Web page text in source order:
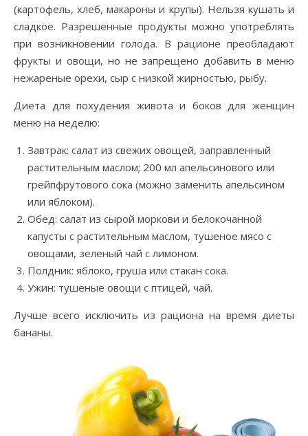
(картофель, хлеб, макароны и крупы). Нельзя кушать и
сладкое. Разрешенные продукты можно употреблять
при возникновении голода. В рационе преобладают
фрукты и овощи, но не запрещено добавить в меню
нежареные орехи, сыр с низкой жирностью, рыбу.
Диета для похудения живота и боков для женщин
меню на неделю:
Завтрак: салат из свежих овощей, заправленный
растительным маслом; 200 мл апельсинового или
грейпфрутового сока (можно заменить апельсином
или яблоком).
Обед: салат из сырой моркови и белокочанной
капусты с растительным маслом, тушеное мясо с
овощами, зеленый чай с лимоном.
Полдник: яблоко, груша или стакан сока.
Ужин: тушеные овощи с птицей, чай.
Лучше всего исключить из рациона на время диеты
бананы.